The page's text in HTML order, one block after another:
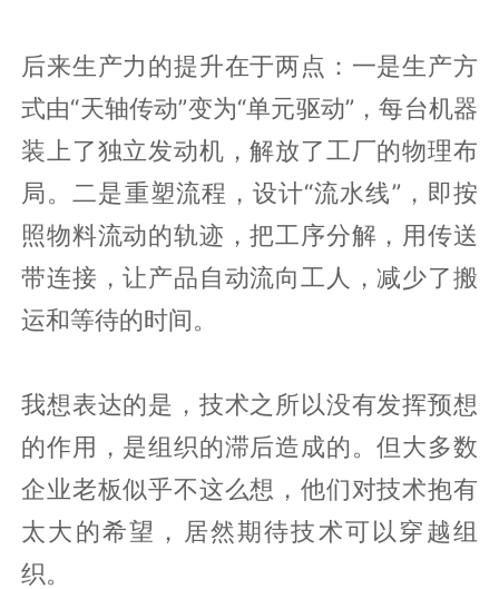
后来生产力的提升在于两点：一是生产方
式由“天轴传动”变为“单元驱动”，每台机器
装上了独立发动机，解放了工厂的物理布
局。二是重塑流程，设计“流水线”，即按
照物料流动的轨迹，把工序分解，用传送
带连接，让产品自动流向工人，减少了搬
运和等待的时间。
我想表达的是，技术之所以没有发挥预想
的作用，是组织的滞后造成的。但大多数
企业老板似乎不这么想，他们对技术抱有
太大的希望，居然期待技术可以穿越组
织。